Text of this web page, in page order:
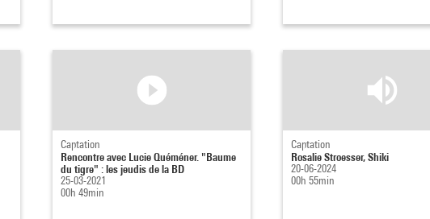
Captation
Rencontre avec Lucie Quéméner. "Baume
du tigre" : les jeudis de la BD
25-03-2021
00h 49min
Captation
Rosalie Stroesser, Shiki
20-06-2024
00h 55min